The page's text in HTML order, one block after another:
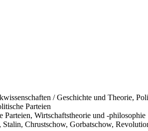
/ Geschichte und Theorie,
Parteien
Wirtschaftstheorie und -philosophie
Chrustschow, Gorbatschow,